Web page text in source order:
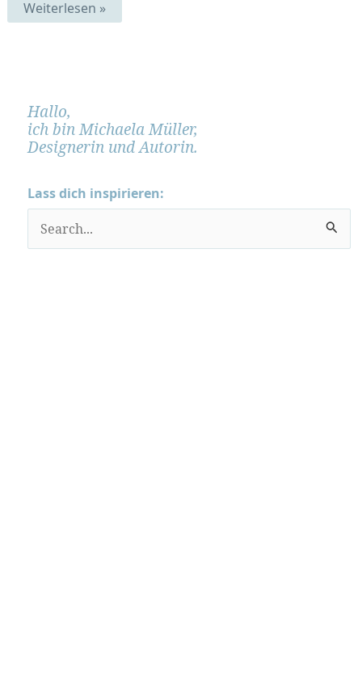
Hühnchen
nach
Weiterlesen »
Hallo,
ich bin Michaela Müller,
Designerin und Autorin.
Lass dich inspirieren:
u